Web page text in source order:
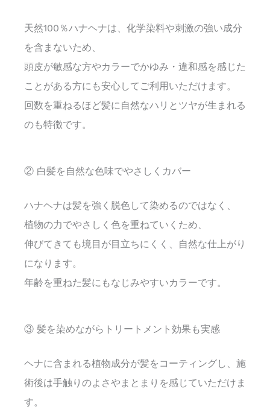
天然100％ハナヘナは、化学染料や刺激の強い成分
を含まないため、
頭皮が敏感な方やカラーでかゆみ・違和感を感じた
ことがある方にも安心してご利用いただけます。
回数を重ねるほど髪に自然なハリとツヤが生まれる
のも特徴です。
② 白髪を自然な色味でやさしくカバー
ハナヘナは髪を強く脱色して染めるのではなく、
植物の力でやさしく色を重ねていくため、
伸びてきても境目が目立ちにくく、自然な仕上がり
になります。
年齢を重ねた髪にもなじみやすいカラーです。
③ 髪を染めながらトリートメント効果も実感
ヘナに含まれる植物成分が髪をコーティングし、施
術後は手触りのよさやまとまりを感じていただけま
す。